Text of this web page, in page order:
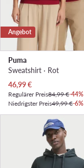
Angebot
Puma
Sweatshirt · Rot
Aktueller Preis
46,99€
Regulärer Preis84,99 €-44%
Niedrigster Preis49,99 €-6%